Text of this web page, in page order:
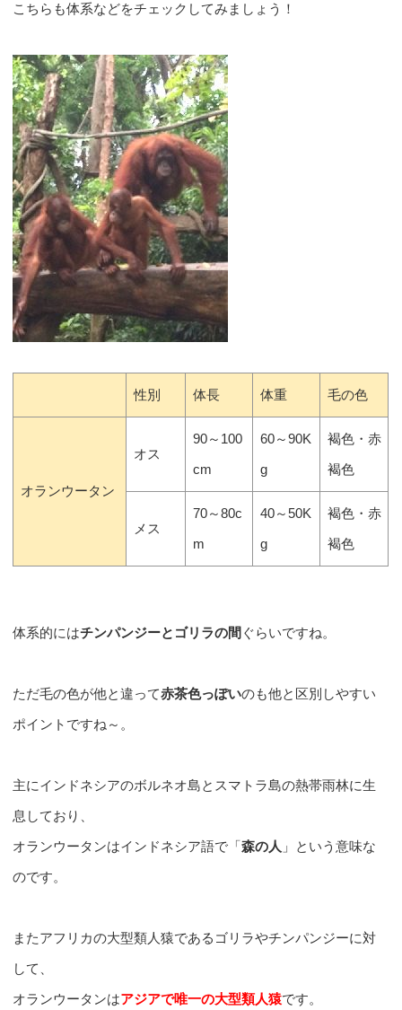
こちらも体系などをチェックしてみましょう！
性別 体長 体重 毛の色
オランウータン
オス
90～100
cm
60～90K
g
褐色・赤
褐色
メス
70～80c
m
40～50K
g
褐色・赤
褐色
体系的にはチンパンジーとゴリラの間 ぐらいですね。
ただ毛の色が他と違って赤茶色っぽいのも他と区別しやすい
ポイントですね～。
主にインドネシアのボルネオ島とスマトラ島の熱帯雨林に生
息しており、
オランウータンはインドネシア語で「森の人 」という意味な
のです。
またアフリカの大型類人猿であるゴリラやチンパンジーに対
して、
オランウータンはアジアで唯一の大型類人猿です。